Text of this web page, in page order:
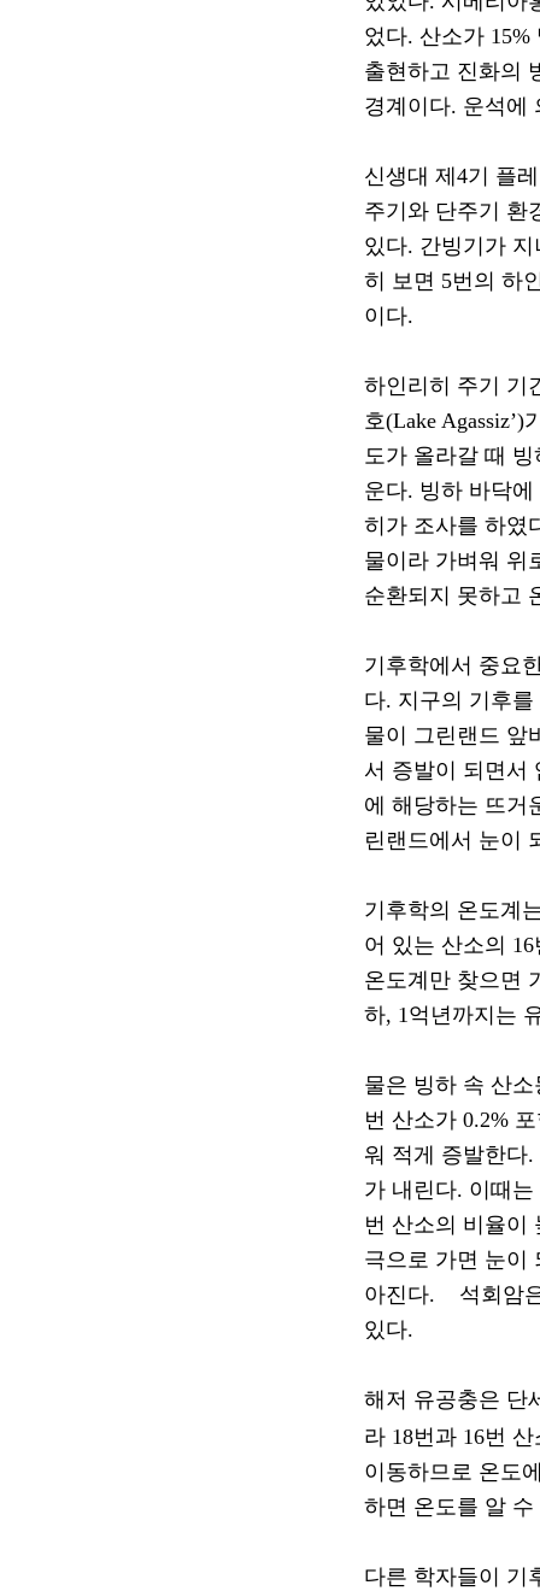
었다. 산소가 15%
출현하고 진화의
경계이다. 운석에
신생대 제4기 플
주기와 단주기 환
있다. 간빙기가
히 보면 5번의 하
이다.
하인리히 주기 기
호(Lake Agassiz’)
도가 올라갈 때
운다. 빙하 바닥
히가 조사를 하였
물이라 가벼워 위
순환되지 못하고
기후학에서 중요
다. 지구의 기후
물이 그린랜드 앞
서 증발이 되면서
에 해당하는 뜨거
린랜드에서 눈이
기후학의 온도계
어 있는 산소의 16
온도계만 찾으면
하, 1 억년까지는
물은 빙하 속 산
번 산소가 0.2%
워 적게 증발한다.
가 내린다. 이때
번 산소의 비율이
극으로 가면 눈이
아진다.
석회암
있다.
해저 유공충은 단
라 18번과 16번 산
이동하므로 온도
하면 온도를 알 수
다른 학자들이 기